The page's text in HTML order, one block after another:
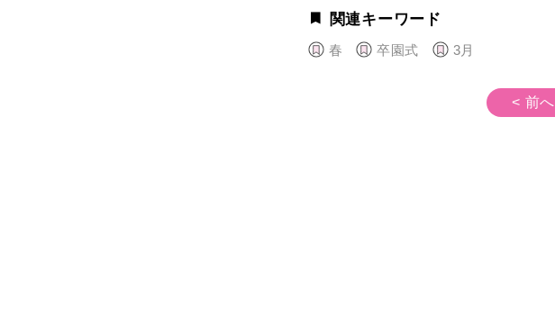
関連キーワード
春 卒園式 3月
< 前へ